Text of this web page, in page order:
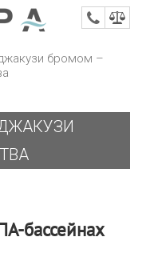
бромом –
бассейнах